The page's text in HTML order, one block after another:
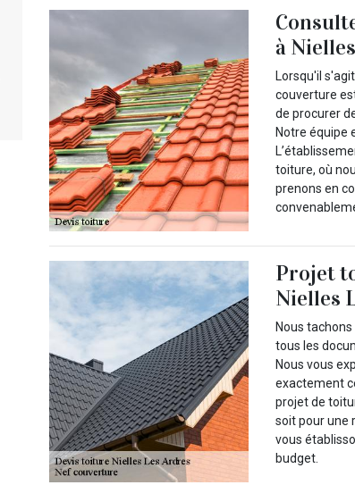
à
Lorsqu'il
couverture
de procurer
Notre équipe
toiture, où
prenons en
Projet
Nielles
Nous
tous les
Nous vous
exactement
projet de
soit pour une
vous
budget.